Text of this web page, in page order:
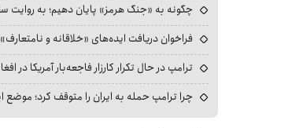
چگونه به «جنگ هرمز» پایان دهیم؛ به روایت
فراخوان دریافت ایده‌های «خلاقانه و
ترامپ در حال تکرار کارزار فاجعه‌بار آمریکا در
چرا ترامپ حمله به ایران را متوقف کرد؛ موضع